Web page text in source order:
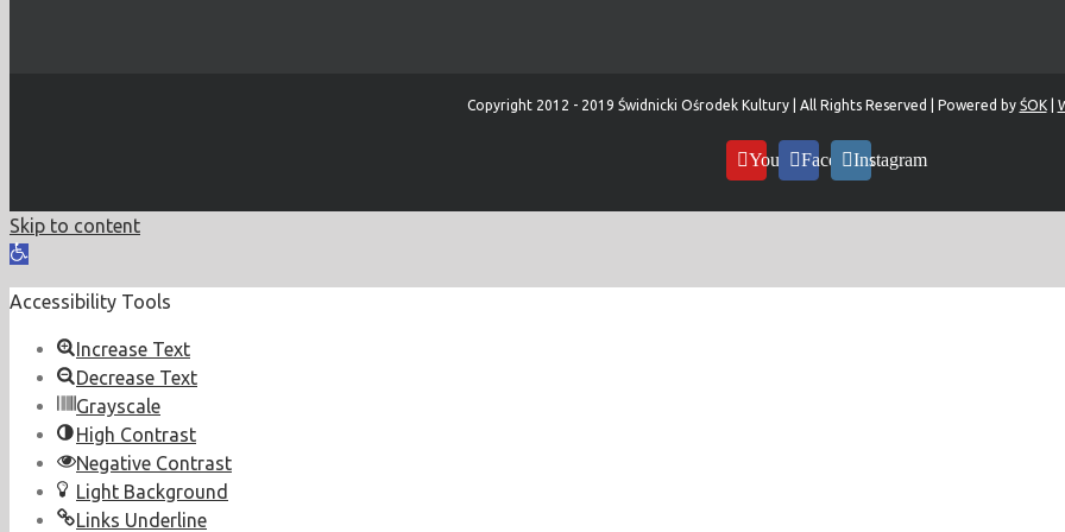
Copyright 2012 - 2019 Świdnicki Ośrodek Kultury | All Rights Reserved | Powered by ŚOK|
YouTubeFacebookInstagram
Skip to content
Open
Accessibility Tools
Increase Text
Decrease Text
Grayscale
High Contrast
Negative Contrast
Light Background
Links Underline